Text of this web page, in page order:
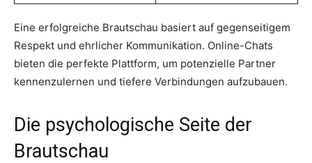
Eine erfolgreiche Brautschau basiert auf gegenseitigem
Respekt und ehrlicher Kommunikation. Online-Chats
bieten die perfekte Plattform, um potenzielle Partner
kennenzulernen und tiefere Verbindungen aufzubauen.
Die psychologische Seite der
Brautschau